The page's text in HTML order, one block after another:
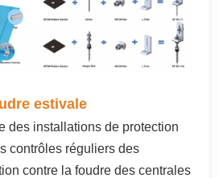
estivale
des installations de protection
contrôles réguliers des
contre la foudre des centrales